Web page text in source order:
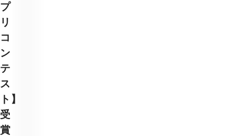
プ
リ
コ
ン
テ
ス
ト】
受
賞